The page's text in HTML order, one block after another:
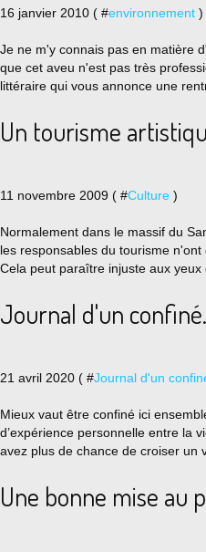
16 janvier 2010 ( #environnement )
Je ne m'y connais pas en matière
que cet aveu n'est pas très
littéraire qui vous annonce une
Un tourisme
11 novembre 2009 ( #Culture )
Normalement dans le massif du
les responsables du tourisme
Cela peut paraître injuste aux yeux
Journal d'un
21 avril 2020 ( #Journal d'un
Mieux vaut être confiné ici
d’expérience personnelle entre la
avez plus de chance de croiser un
Une bonne mise au